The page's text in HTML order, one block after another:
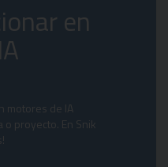
en
motores de IA
o proyecto. En Snik